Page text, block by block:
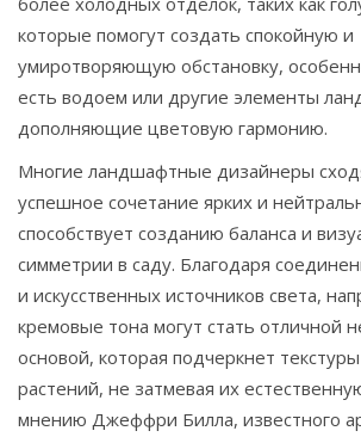
которые помогут создать спокойную и
умиротворяющую обстановку,
есть водоем или другие элементы
дополняющие цветовую гармонию.
Многие ландшафтные дизайнеры
успешное сочетание ярких и
способствует созданию баланса и
симметрии в саду. Благодаря
и искусственных источников света,
кремовые тона могут стать отличной
основой, которая подчеркнет
растений, не затмевая их
мнению Джеффри Билла, известного